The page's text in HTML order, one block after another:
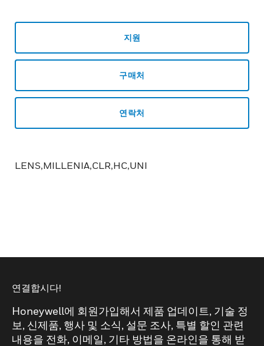
지원
구매처
연락처
LENS,MILLENIA,CLR,HC,UNI
연결합시다!
Honeywell에 회원가입해서 제품 업데이트, 기술 정
보, 신제품, 행사 및 소식, 설문 조사, 특별 할인 관련
내용을 전화, 이메일, 기타 방법을 온라인을 통해 받